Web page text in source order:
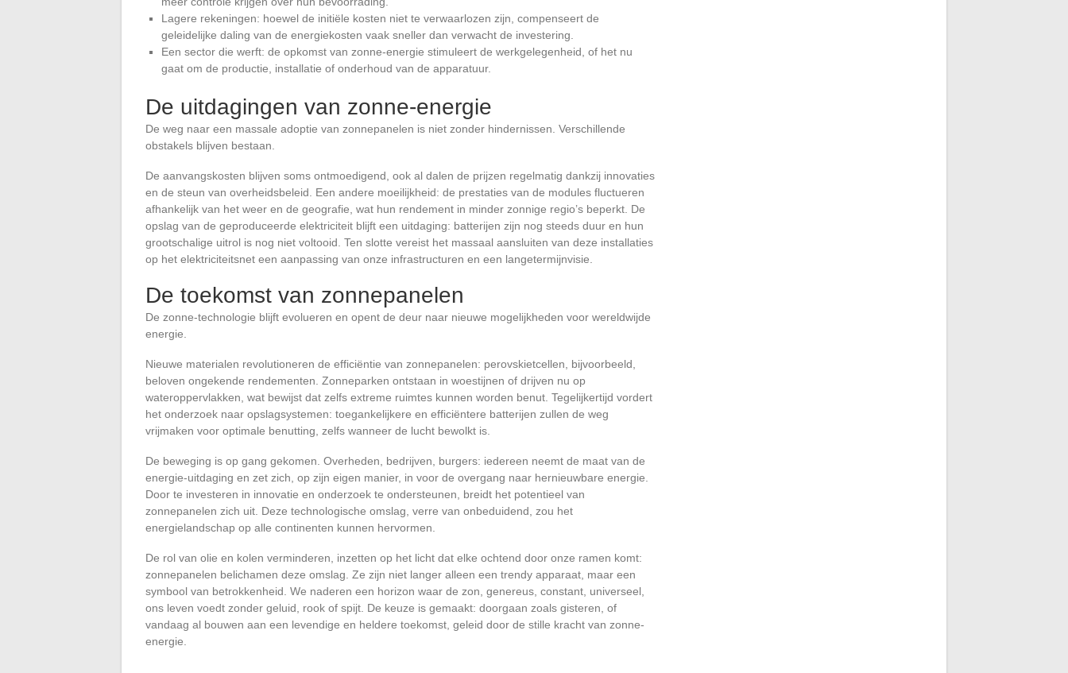
Lagere rekeningen: hoewel de initiële kosten niet te verwaarlozen zijn, compenseert de
geleidelijke daling van de energiekosten vaak sneller dan verwacht de investering.
Een sector die werft: de opkomst van zonne-energie stimuleert de werkgelegenheid, of het nu
gaat om de productie, installatie of onderhoud van de apparatuur.
De uitdagingen van zonne-energie
De weg naar een massale adoptie van zonnepanelen is niet zonder hindernissen. Verschillende
obstakels blijven bestaan.
De aanvangskosten blijven soms ontmoedigend, ook al dalen de prijzen regelmatig dankzij innovaties
en de steun van overheidsbeleid. Een andere moeilijkheid: de prestaties van de modules fluctueren
afhankelijk van het weer en de geografie, wat hun rendement in minder zonnige regio’s beperkt. De
opslag van de geproduceerde elektriciteit blijft een uitdaging: batterijen zijn nog steeds duur en hun
grootschalige uitrol is nog niet voltooid. Ten slotte vereist het massaal aansluiten van deze installaties
op het elektriciteitsnet een aanpassing van onze infrastructuren en een langetermijnvisie.
De toekomst van zonnepanelen
De zonne-technologie blijft evolueren en opent de deur naar nieuwe mogelijkheden voor wereldwijde
energie.
Nieuwe materialen revolutioneren de efficiëntie van zonnepanelen: perovskietcellen, bijvoorbeeld,
beloven ongekende rendementen. Zonneparken ontstaan in woestijnen of drijven nu op
wateroppervlakken, wat bewijst dat zelfs extreme ruimtes kunnen worden benut. Tegelijkertijd vordert
het onderzoek naar opslagsystemen: toegankelijkere en efficiëntere batterijen zullen de weg
vrijmaken voor optimale benutting, zelfs wanneer de lucht bewolkt is.
De beweging is op gang gekomen. Overheden, bedrijven, burgers: iedereen neemt de maat van de
energie-uitdaging en zet zich, op zijn eigen manier, in voor de overgang naar hernieuwbare energie.
Door te investeren in innovatie en onderzoek te ondersteunen, breidt het potentieel van
zonnepanelen zich uit. Deze technologische omslag, verre van onbeduidend, zou het
energielandschap op alle continenten kunnen hervormen.
De rol van olie en kolen verminderen, inzetten op het licht dat elke ochtend door onze ramen komt:
zonnepanelen belichamen deze omslag. Ze zijn niet langer alleen een trendy apparaat, maar een
symbool van betrokkenheid. We naderen een horizon waar de zon, genereus, constant, universeel,
ons leven voedt zonder geluid, rook of spijt. De keuze is gemaakt: doorgaan zoals gisteren, of
vandaag al bouwen aan een levendige en heldere toekomst, geleid door de stille kracht van zonne-
energie.